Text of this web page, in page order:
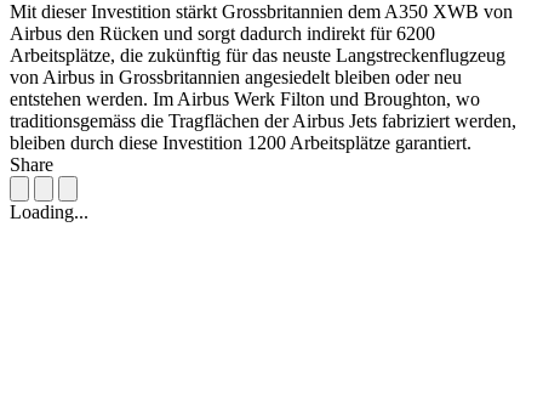
Mit dieser Investition stärkt Grossbritannien dem A350 XWB von
Airbus den Rücken und sorgt dadurch indirekt für 6200
Arbeitsplätze, die zukünftig für das neuste Langstreckenflugzeug
von Airbus in Grossbritannien angesiedelt bleiben oder neu
entstehen werden. Im Airbus Werk Filton und Broughton, wo
traditionsgemäss die Tragflächen der Airbus Jets fabriziert werden,
bleiben durch diese Investition 1200 Arbeitsplätze garantiert.
Share
Loading...